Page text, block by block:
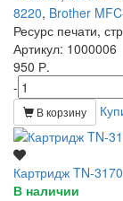
8220, Brother
Ресурс печати, стр
Артикул: 1000006
950 Р.
-
В корзину
Картридж TN-
В наличии